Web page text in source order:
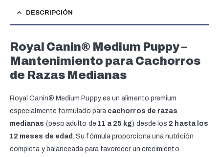
DESCRIPCIÓN
Royal Canin® Medium Puppy –
Mantenimiento para Cachorros
de Razas Medianas
Royal Canin® Medium Puppy es un alimento premium
especialmente formulado para cachorros de razas
medianas (peso adulto de 11 a 25 kg) desde los 2 hasta los
12 meses de edad. Su fórmula proporciona una nutrición
completa y balanceada para favorecer un crecimiento